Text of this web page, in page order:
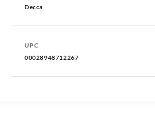
Decca
UPC
00028948712267